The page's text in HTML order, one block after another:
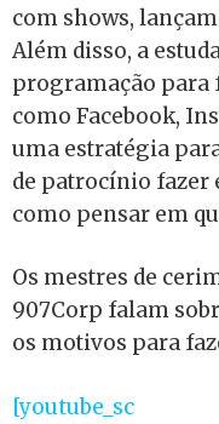
com shows,
Além disso, a
programação para
como Facebook,
uma estratégia
de patrocínio fazer
como pensar em
Os mestres de
907Corp falam
os motivos para
[youtube_sc